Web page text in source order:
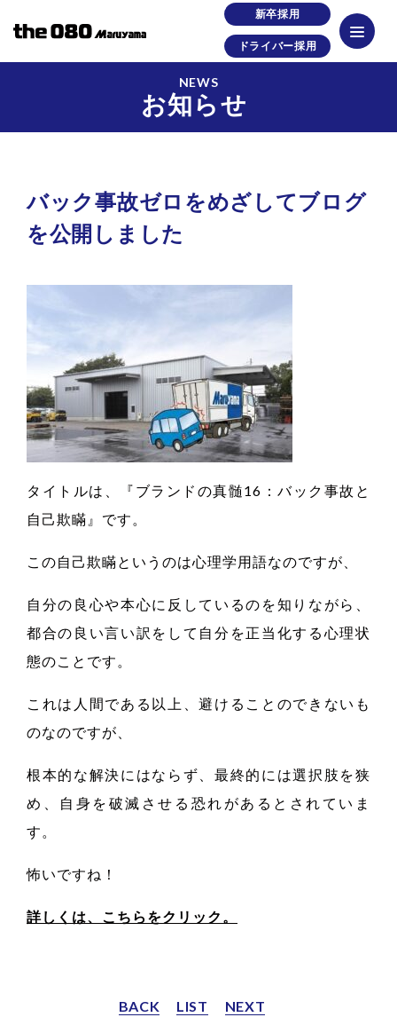
新卒採用
ドライバー採用
NEWS
お知らせ
バック事故ゼロをめざしてブログ
を公開しました
タイトルは、『ブランドの真髄16：バック事故と
自己欺瞞』です。
この自己欺瞞というのは心理学用語なのですが、
自分の良心や本心に反しているのを知りながら、
都合の良い言い訳をして自分を正当化する心理状
態のことです。
これは人間である以上、避けることのできないも
のなのですが、
根本的な解決にはならず、最終的には選択肢を狭
め、自身を破滅させる恐れがあるとされていま
す。
怖いですね！
詳しくは、こちらをクリック。
BACK LIST NEXT